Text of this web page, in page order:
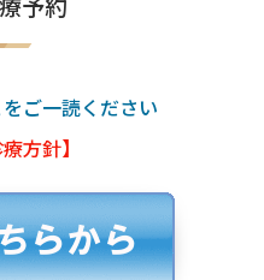
ご一読ください
方針】